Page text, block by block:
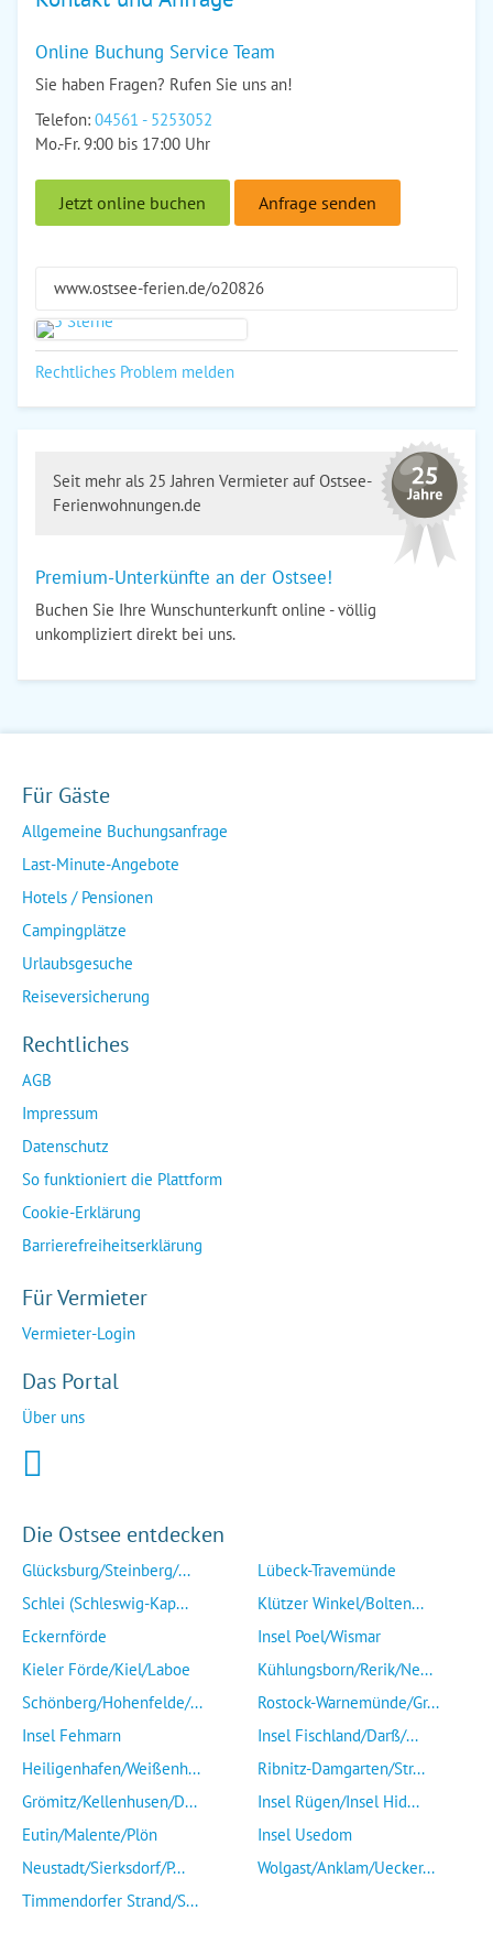
Online Buchung Service Team
Sie haben Fragen? Rufen Sie uns an!
Telefon: 04561 - 5253052
Mo.-Fr. 9:00 bis 17:00 Uhr
Jetzt online buchen Anfrage senden
www.ostsee-ferien.de/o20826
Rechtliches Problem melden
Seit mehr als 25 Jahren Vermieter auf Ostsee-
Ferienwohnungen.de
Premium-Unterkünfte an der Ostsee!
Buchen Sie Ihre Wunschunterkunft online - völlig
unkompliziert direkt bei uns.
Für Gäste
Allgemeine Buchungsanfrage
Last-Minute-Angebote
Hotels / Pensionen
Campingplätze
Urlaubsgesuche
Reiseversicherung
Rechtliches
AGB
Impressum
Datenschutz
So funktioniert die Plattform
Cookie-Erklärung
Barrierefreiheitserklärung
Für Vermieter
Vermieter-Login
Das Portal
Über uns
Die Ostsee entdecken
Glücksburg/Steinberg/...
Schlei (Schleswig-Kap...
Eckernförde
Kieler Förde/Kiel/Laboe
Schönberg/Hohenfelde/...
Insel Fehmarn
Heiligenhafen/Weißenh...
Grömitz/Kellenhusen/D...
Eutin/Malente/Plön
Neustadt/Sierksdorf/P...
Timmendorfer Strand/S...
Lübeck-Travemünde
Klützer Winkel/Bolten...
Insel Poel/Wismar
Kühlungsborn/Rerik/Ne...
Rostock-Warnemünde/Gr...
Insel Fischland/Darß/...
Ribnitz-Damgarten/Str...
Insel Rügen/Insel Hid...
Insel Usedom
Wolgast/Anklam/Uecker...